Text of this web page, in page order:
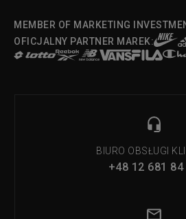
MEMBER OF MARKETING
OFICJALNY PARTNER MAREK:
BIURO OBSŁUGI
+48 12 681 84